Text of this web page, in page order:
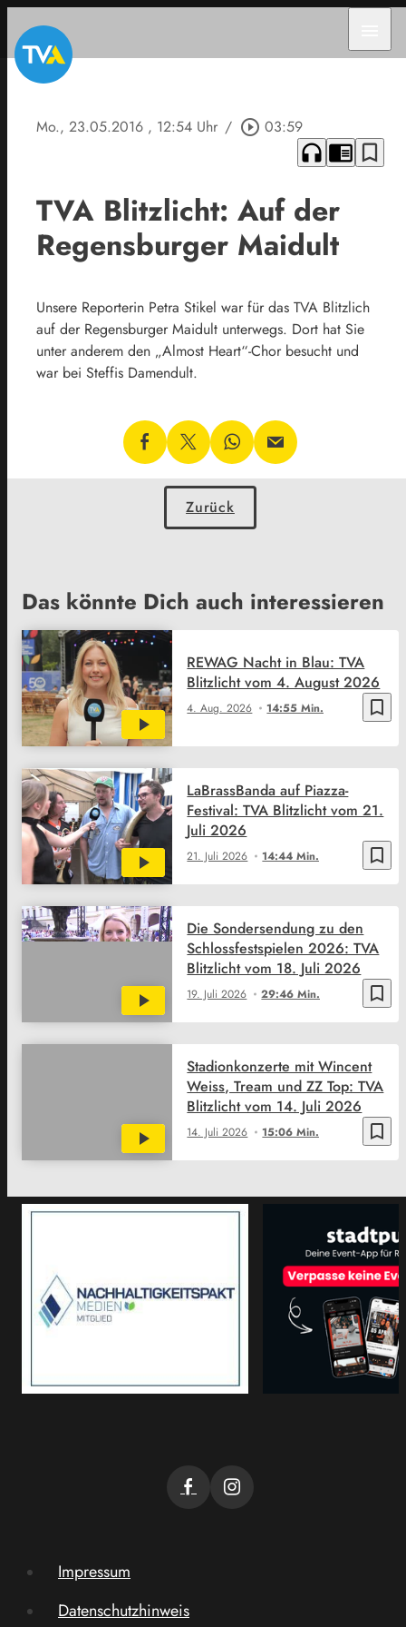
Mo., 23.05.2016 , 12:54 Uhr / play_circle_outline 03:59
headphones chrome_reader_mode bookmark_border
TVA Blitzlicht: Auf der
Regensburger Maidult
Unsere Reporterin Petra Stikel war für das TVA Blitzlich
auf der Regensburger Maidult unterwegs. Dort hat Sie
unter anderem den „Almost Heart“-Chor besucht und
war bei Steffis Damendult.
Zurück
Das könnte Dich auch interessieren
bookmark_border
4. Aug. 2026 14:55 Min.
REWAG Nacht in Blau: TVA
Blitzlicht vom 4. August 2026
bookmark_border
21. Juli 2026 14:44 Min.
LaBrassBanda auf Piazza-
Festival: TVA Blitzlicht vom 21.
Juli 2026
bookmark_border
19. Juli 2026 29:46 Min.
Die Sondersendung zu den
Schlossfestspielen 2026: TVA
Blitzlicht vom 18. Juli 2026
bookmark_border
14. Juli 2026 15:06 Min.
Stadionkonzerte mit Wincent
Weiss, Tream und ZZ Top: TVA
Blitzlicht vom 14. Juli 2026
Impressum
Datenschutzhinweis